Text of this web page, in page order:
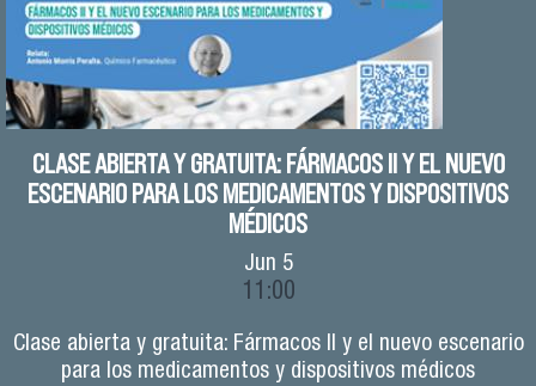
CLASE ABIERTA Y GRATUITA: FÁRMACOS II Y EL NUEVO
ESCENARIO PARA LOS MEDICAMENTOS Y DISPOSITIVOS
MÉDICOS
Jun 5
11:00
Clase abierta y gratuita: Fármacos II y el nuevo escenario
para los medicamentos y dispositivos médicos